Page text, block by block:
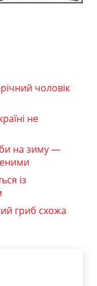
чоловік
не
на зиму —
із
гриб схожа